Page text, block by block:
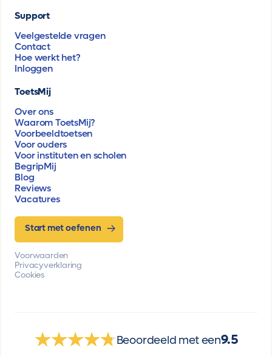
Support
Veelgestelde vragen
Contact
Hoe werkt het?
Inloggen
ToetsMij
Over ons
Waarom ToetsMij?
Voorbeeldtoetsen
Voor ouders
Voor instituten en scholen
BegripMij
Blog
Reviews
Vacatures
Start met oefenen
Voorwaarden
Privacyverklaring
Cookies
Beoordeeld met een9.5